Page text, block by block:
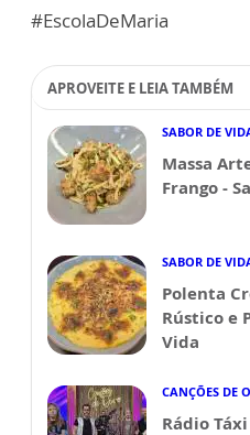
#EscolaDeMaria
APROVEITE E LEIA TAMBÉM
SABOR DE
Massa
Frango -
SABOR DE
Polenta
Rústico e
Vida
CANÇÕES DE
Rádio